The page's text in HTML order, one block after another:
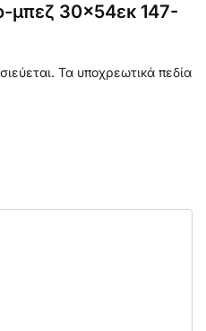
μπεζ 30×54εκ 147-
Τα υποχρεωτικά πεδία